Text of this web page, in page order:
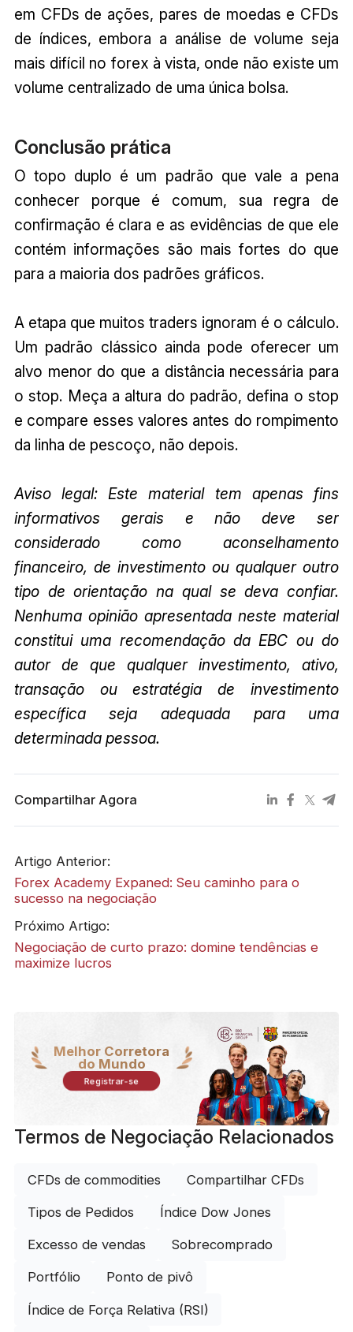
em CFDs de ações, pares de moedas e CFDs
de índices, embora a análise de volume seja
mais difícil no forex à vista, onde não existe um
volume centralizado de uma única bolsa.
Conclusão prática
O topo duplo é um padrão que vale a pena
conhecer porque é comum, sua regra de
confirmação é clara e as evidências de que ele
contém informações são mais fortes do que
para a maioria dos padrões gráficos.
A etapa que muitos traders ignoram é o cálculo.
Um padrão clássico ainda pode oferecer um
alvo menor do que a distância necessária para
o stop. Meça a altura do padrão, defina o stop
e compare esses valores antes do rompimento
da linha de pescoço, não depois.
Aviso legal: Este material tem apenas fins
informativos gerais e não deve ser
considerado como aconselhamento
financeiro, de investimento ou qualquer outro
tipo de orientação na qual se deva confiar.
Nenhuma opinião apresentada neste material
constitui uma recomendação da EBC ou do
autor de que qualquer investimento, ativo,
transação ou estratégia de investimento
específica seja adequada para uma
determinada pessoa.
Compartilhar Agora
Artigo Anterior:
Forex Academy Expaned: Seu caminho para o
sucesso na negociação
Próximo Artigo:
Negociação de curto prazo: domine tendências e
maximize lucros
Melhor Corretora
do Mundo
Registrar-se
Termos de Negociação Relacionados
CFDs de commodities Compartilhar CFDs
Tipos de Pedidos Índice Dow Jones
Excesso de vendas Sobrecomprado
Portfólio Ponto de pivô
Índice de Força Relativa (RSI)